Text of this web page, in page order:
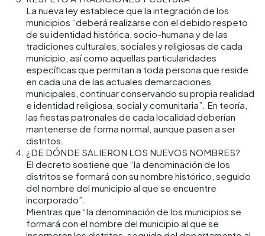
La nueva ley establece que la integración de los
municipios “deberá realizarse con el debido respeto
de su identidad histórica, socio-humana y de las
tradiciones culturales, sociales y religiosas de cada
municipio, así como aquellas particularidades
específicas que permitan a toda persona que reside
en cada una de las actuales demarcaciones
municipales, continuar conservando su propia realidad
e identidad religiosa, social y comunitaria”. En teoría,
las fiestas patronales de cada localidad deberían
mantenerse de forma normal, aunque pasen a ser
distritos.
¿DE DÓNDE SALIERON LOS NUEVOS NOMBRES?
El decreto sostiene que “la denominación de los
distritos se formará con su nombre histórico, seguido
del nombre del municipio al que se encuentre
incorporado”.
Mientras que “la denominación de los municipios se
formará con el nombre del municipio al que se